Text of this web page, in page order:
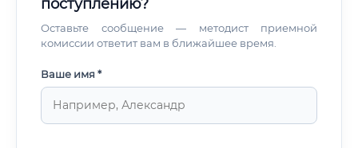
поступлению?
Оставьте сообщение — методист приемной
комиссии ответит вам в ближайшее время.
Ваше имя *